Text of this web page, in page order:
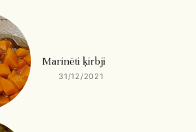
Marinēti ķirbji
31/12/2021